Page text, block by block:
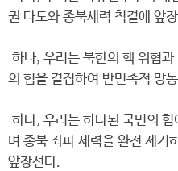
권 타도와 종북세력 척결에 앞
하나, 우리는 북한의 핵 위협
의 힘을 결집하여 반민족적 망
하나, 우리는 하나된 국민의
며 종북 좌파 세력을 완전 제거
앞장선다.